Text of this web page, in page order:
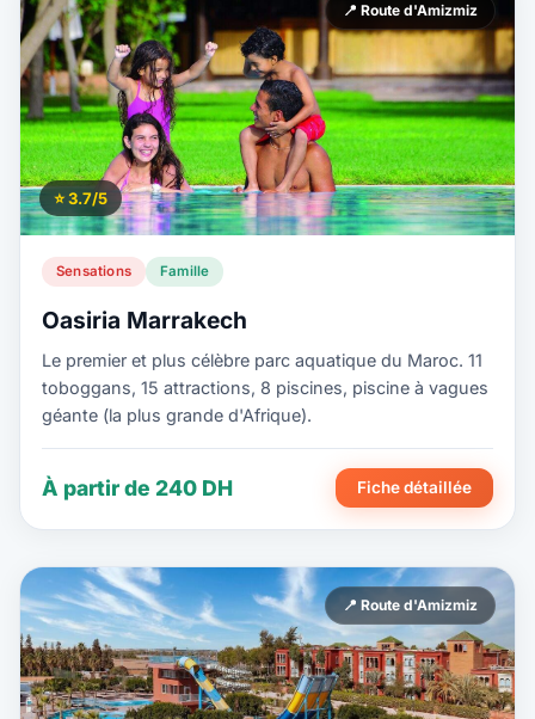
📍 Route d'Amizmiz
⭐ 3.7/5
Sensations Famille
Oasiria Marrakech
Le premier et plus célèbre parc aquatique du Maroc. 11
toboggans, 15 attractions, 8 piscines, piscine à vagues
géante (la plus grande d'Afrique).
À partir de 240 DH Fiche détaillée
📍 Route d'Amizmiz